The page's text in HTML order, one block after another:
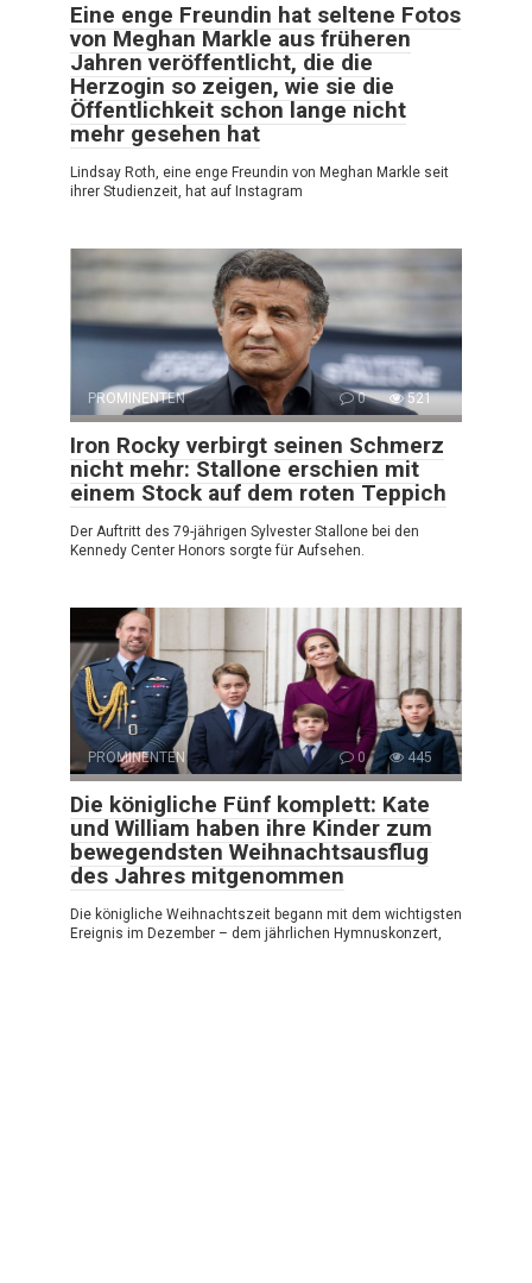
Eine enge Freundin hat seltene Fotos
von Meghan Markle aus früheren
Jahren veröffentlicht, die die
Herzogin so zeigen, wie sie die
Öffentlichkeit schon lange nicht
mehr gesehen hat
Lindsay Roth, eine enge Freundin von Meghan Markle seit
ihrer Studienzeit, hat auf Instagram
PROMINENTEN 0 521
Iron Rocky verbirgt seinen Schmerz
nicht mehr: Stallone erschien mit
einem Stock auf dem roten Teppich
Der Auftritt des 79-jährigen Sylvester Stallone bei den
Kennedy Center Honors sorgte für Aufsehen.
PROMINENTEN 0 445
Die königliche Fünf komplett: Kate
und William haben ihre Kinder zum
bewegendsten Weihnachtsausflug
des Jahres mitgenommen
Die königliche Weihnachtszeit begann mit dem wichtigsten
Ereignis im Dezember – dem jährlichen Hymnuskonzert,